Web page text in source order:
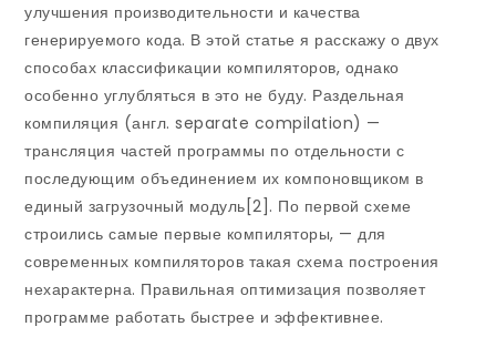
улучшения производительности и качества
генерируемого кода. В этой статье я расскажу о двух
способах классификации компиляторов, однако
особенно углубляться в это не буду. Раздельная
компиляция (англ. separate compilation) —
трансляция частей программы по отдельности с
последующим объединением их компоновщиком в
единый загрузочный модуль[2]. По первой схеме
строились самые первые компиляторы, — для
современных компиляторов такая схема построения
нехарактерна. Правильная оптимизация позволяет
программе работать быстрее и эффективнее.